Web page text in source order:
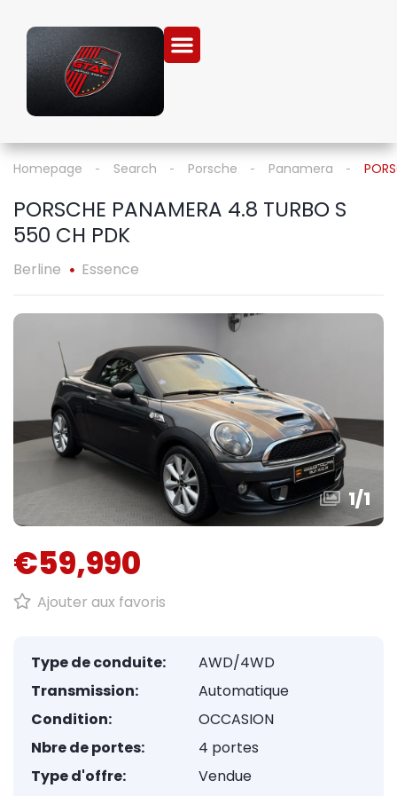
Homepage Search Porsche Panamera
PORSCHE PANAMERA 4.8 TURBO S
550 CH PDK
Berline Essence
1/1
€59,990
Ajouter aux favoris
Type de conduite:
AWD/4WD
Transmission:
Automatique
Condition:
OCCASION
Nbre de portes:
4 portes
Type d'offre:
Vendue